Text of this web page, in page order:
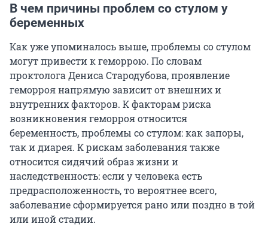
В чем причины проблем со стулом у
беременных
Как уже упоминалось выше, проблемы со стулом
могут привести к геморрою. По словам
проктолога Дениса Стародубова, проявление
геморроя напрямую зависит от внешних и
внутренних факторов. К факторам риска
возникновения геморроя относится
беременность, проблемы со стулом: как запоры,
так и диарея. К рискам заболевания также
относится сидячий образ жизни и
наследственность: если у человека есть
предрасположенность, то вероятнее всего,
заболевание сформируется рано или поздно в той
или иной стадии.